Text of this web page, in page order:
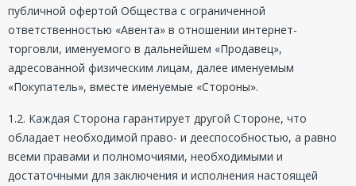
публичной офертой Общества с ограниченной
ответственностью «Авента» в отношении интернет-
торговли, именуемого в дальнейшем «Продавец»,
адресованной физическим лицам, далее именуемым
«Покупатель», вместе именуемые «Стороны».
1.2. Каждая Сторона гарантирует другой Стороне, что
обладает необходимой право- и дееспособностью, а равно
всеми правами и полномочиями, необходимыми и
достаточными для заключения и исполнения настоящей